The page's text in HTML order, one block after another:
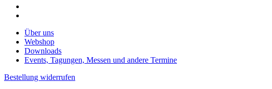
Über uns
Webshop
Downloads
Events, Tagungen, Messen und andere Termine
Bestellung widerrufen